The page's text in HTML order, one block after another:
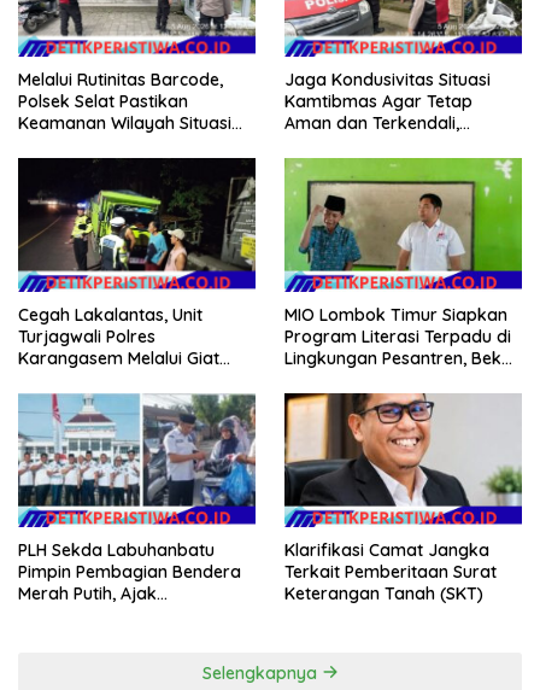
Melalui Rutinitas Barcode,
Polsek Selat Pastikan
Keamanan Wilayah Situasi
Jaga Kondusivitas Situasi
Kamtibmas Agar Tetap
Aman dan Terkendali,
Gelar Patroli Dialogis
Cegah Lakalantas, Unit
Turjagwali Polres
Karangasem Melalui Giat
Himbauan Tidak Parkir Truk
Sembarangan di Kawasan
Wisata
MIO Lombok Timur Siapkan
Program Literasi Terpadu di
Lingkungan Pesantren, Bekali
PLH Sekda Labuhanbatu
Pimpin Pembagian Bendera
Merah Putih, Ajak
Klarifikasi Camat Jangka
Terkait Pemberitaan Surat
Keterangan Tanah (SKT)
Selengkapnya